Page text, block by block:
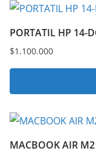
PORTATIL HP 14-
$1.100.000
MACBOOK AIR